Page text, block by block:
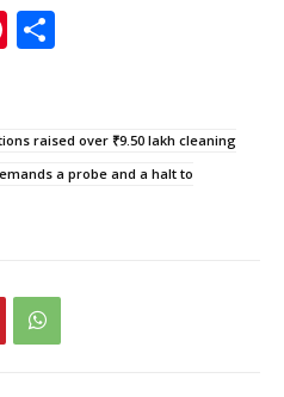
Pi
nt
e
st
e
raised over ₹9.50 lakh cleaning
a probe and a halt to